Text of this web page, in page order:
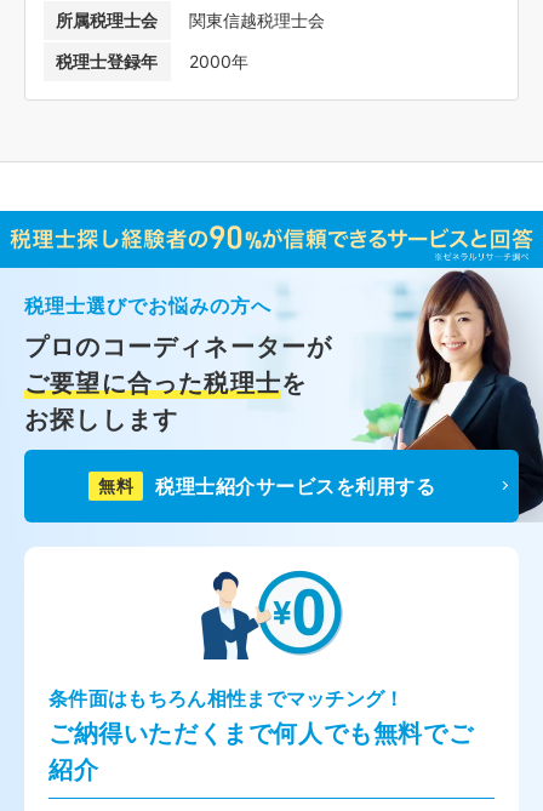
所属税理士会
関東信越税理士会
税理士登録年
2000年
税理士選びでお悩みの方へ
プロのコーディネーターが
ご要望に合った税理士を
お探しします
無料 税理士紹介サービスを利用する
条件面はもちろん相性までマッチング！
ご納得いただくまで何人でも無料でご
紹介